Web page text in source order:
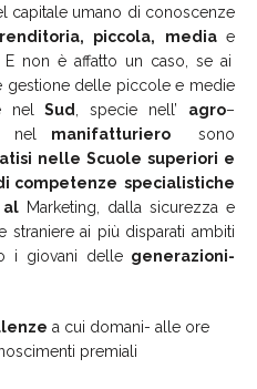
capitale umano di conoscenze
piccola, mediae
non è affatto un caso, se ai
gestione delle piccole e medie
nelSud, specie nell’ agro–
nel manifatturiero
sono
nelle Scuole superiori e
competenze specialistiche
al Marketing, dalla sicurezza e
straniere ai più disparati ambiti
i giovani delle generazioni-
a cui domani- alle ore
premiali